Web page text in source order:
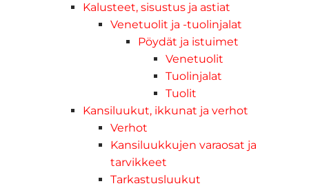
Kalusteet, sisustus ja astiat
Venetuolit ja -tuolinjalat
Pöydät ja istuimet
Venetuolit
Tuolinjalat
Tuolit
Kansiluukut, ikkunat ja verhot
Verhot
Kansiluukkujen varaosat ja
tarvikkeet
Tarkastusluukut